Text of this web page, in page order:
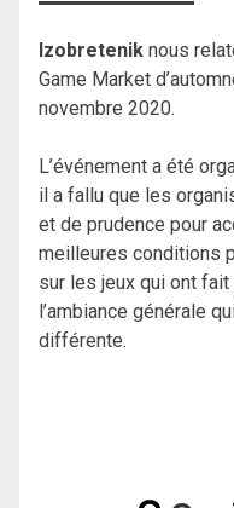
Izobretenik nous
Game Market
novembre 2020.
L’événement a été
il a fallu que les
et de prudence pour
meilleures conditions
sur les jeux qui ont fait
l’ambiance générale
différente.